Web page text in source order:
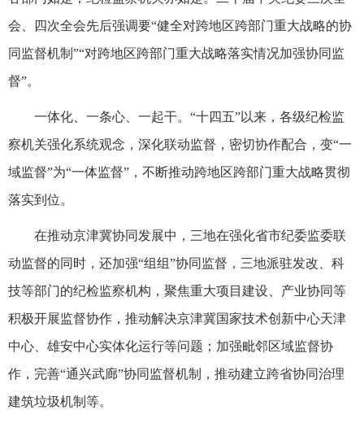
会、四次全会先后强调要“健全对跨地区跨部门重大战略的协
同监督机制”“对跨地区跨部门重大战略落实情况加强协同监
督”。
一体化、一条心、一起干。“十四五”以来，各级纪检监
察机关强化系统观念，深化联动监督，密切协作配合，变“一
域监督”为“一体监督”，不断推动跨地区跨部门重大战略贯彻
落实到位。
在推动京津冀协同发展中，三地在强化省市纪委监委联
动监督的同时，还加强“组组”协同监督，三地派驻发改、科
技等部门的纪检监察机构，聚焦重大项目建设、产业协同等
积极开展监督协作，推动解决京津冀国家技术创新中心天津
中心、雄安中心实体化运行等问题；加强毗邻区域监督协
作，完善“通兴武廊”协同监督机制，推动建立跨省协同治理
建筑垃圾机制等。